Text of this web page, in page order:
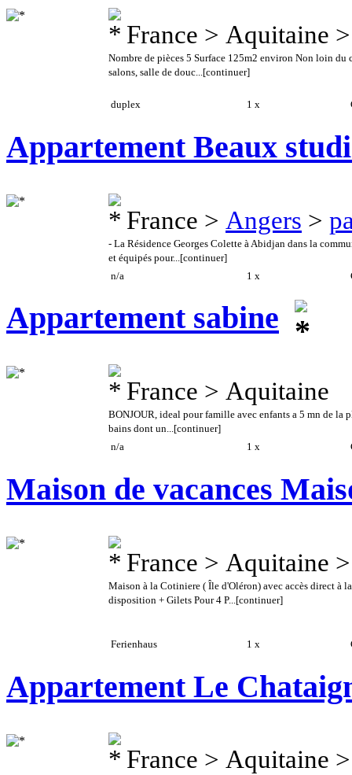
France > Aquitaine
Nombre de pièces 5 Surface 125m2 environ Non loin du
salons, salle de douc... [continuer]
duplex 1 x
Appartement Beaux
France > Angers >
- La Résidence Georges Colette à Abidjan dans la
et équipés pour... [continuer]
n/a
1 x
Appartement sabine
France > Aquitaine
BONJOUR, ideal pour famille avec enfants a 5 mn de la
bains dont un...[continuer]
n/a
1 x
Maison de vacances
France > Aquitaine
Maison à la Cotiniere ( Île d'Oléron) avec accès direct à
disposition + Gilets Pour 4 P... [continuer]
Ferienhaus 1 x
Appartement Le
France > Aquitaine